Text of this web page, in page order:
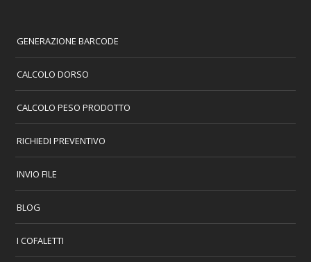
GENERAZIONE BARCODE
CALCOLO DORSO
CALCOLO PESO PRODOTTO
RICHIEDI PREVENTIVO
INVIO FILE
BLOG
I COFALETTI